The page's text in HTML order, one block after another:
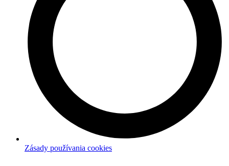
Zásady používania cookies